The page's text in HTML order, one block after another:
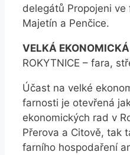
delegátů Propojeni ve
Majetín a Penčice.
VELKÁ
ROKYTNICE – fara,
Účast na velké
farnosti je otevřená
ekonomických rad v
Přerova a Citově, tak
farního hospodaření